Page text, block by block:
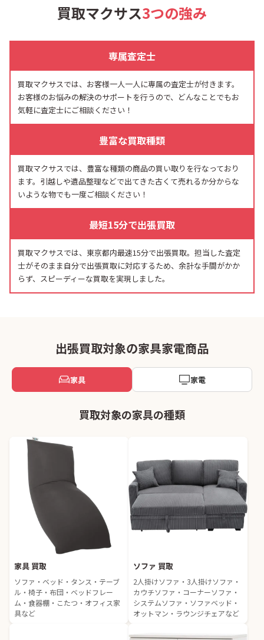
買取マクサス3つの強み
専属査定士
買取マクサスでは、お客様一人一人に専属の査定士が付きます。
お客様のお悩みの解決のサポートを行うので、どんなことでもお
気軽に査定士にご相談ください！
豊富な買取種類
買取マクサスでは、豊富な種類の商品の買い取りを行なっており
ます。引越しや遺品整理などで出てきた古くて売れるか分からな
いような物でも一度ご相談ください！
最短15分で出張買取
買取マクサスでは、東京都内最速15分で出張買取。担当した査定
士がそのまま自分で出張買取に対応するため、余計な手間がかか
らず、スピーディーな買取を実現しました。
出張買取対象の家具家電商品
家具 家電
買取対象の家具の種類
家具 買取
ソファ・ベッド・タンス・テーブ
ル・椅子・布団・ベッドフレー
ム・食器棚・こたつ・オフィス家
具など
ソファ 買取
2人掛けソファ・3人掛けソファ・
カウチソファ・コーナーソファ・
システムソファ・ソファベッド・
オットマン・ラウンジチェアなど